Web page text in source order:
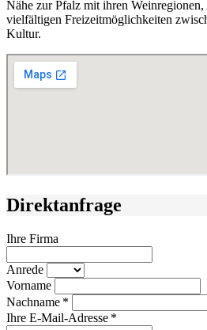
Nähe zur Pfalz mit ihren
vielfältigen Freizeitmöglichkeiten
Kultur.
Direktanfrage
Ihre Firma
Anrede
Vorname
Nachname *
Ihre E-Mail-Adresse *